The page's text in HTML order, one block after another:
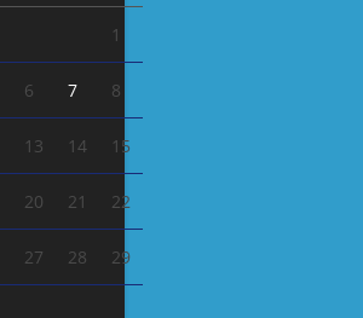
1
6 7 8
13 14 15
20 21 22
27 28 29